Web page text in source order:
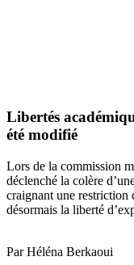
Libertés
été modifié
Lors de la commission
déclenché la colère
craignant une
désormais la liberté
Par Héléna Berkaoui